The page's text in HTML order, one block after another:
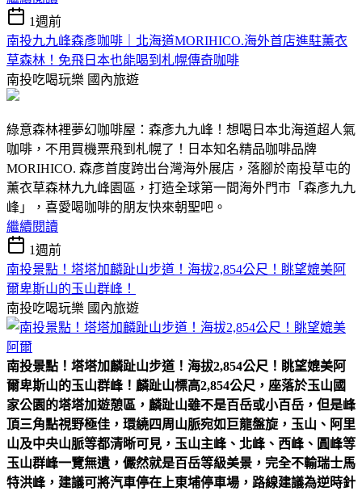
1週前
南投九九峰森彥咖啡｜北海道MORIHICO.海外首店進駐薰衣
草森林！免飛日本也能喝到札幌傳奇咖啡
南投吃喝玩樂 國內旅遊
綠意森林裡夢幻咖啡屋：森彥九九峰！想喝日本北海道超人氣
咖啡，不用買機票飛到札幌了！日本知名精品咖啡品牌
MORIHICO. 森彥首度跨出台灣海外展店，落腳於南投草屯的
薰衣草森林九九峰園區，打造全球第一間海外門市「森彥九九
峰」，喜愛喝咖啡的朋友快來朝聖吧。
繼續閱讀
1週前
南投景點！塔塔加麟趾山步道！海拔2,854公尺！眺望媲美阿
爾卑斯山的玉山群峰！
南投吃喝玩樂 國內旅遊
南投景點！塔塔加麟趾山步道！海拔2,854公尺！眺望媲美阿
爾卑斯山的玉山群峰！ 麟趾山標高2,854公尺，座落於玉山國
家公園的塔塔加遊憩區，麟趾山雖不是百岳或小百岳，但是峰
頂三角點視野極佳，環繞四周山脈宛如巨龍盤旋，玉山、阿里
山及中央山脈等都清晰可見，玉山主峰、北峰、西峰、圓峰等
玉山群峰一覽無遺，儼然就是百岳等級美景，完全不輸瑞士馬
特洪峰，建議可將汽車停在上東埔停車場，路線建議為逆時針